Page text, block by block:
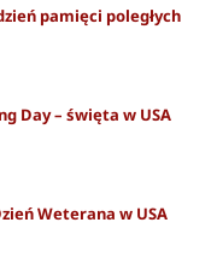
pamięci poległych
Day – święta w USA
Weterana w USA